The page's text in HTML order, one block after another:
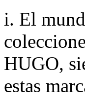
i. El
HUGO,
estas